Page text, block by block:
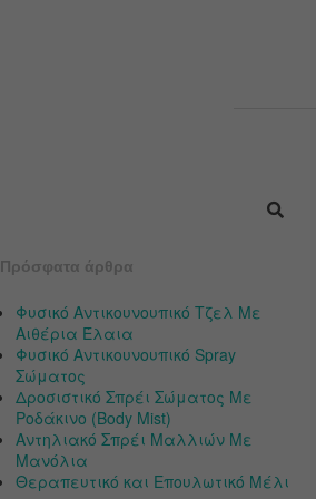
Πρόσφατα άρθρα
Φυσικό Αντικουνουπικό Τζελ Με
Αιθέρια Έλαια
Φυσικό Αντικουνουπικό Spray
Σώματος
Δροσιστικό Σπρέι Σώματος Με
Ροδάκινο (Body Mist)
Αντηλιακό Σπρέι Μαλλιών Με
Μανόλια
Θεραπευτικό και Επουλωτικό Μέλι